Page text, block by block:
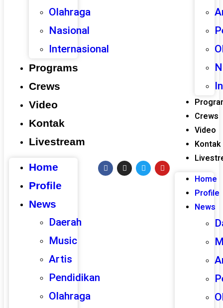
Olahraga
Nasional
Internasional
Programs
Crews
Video
Kontak
Livestream
Home
Profile
News
Daerah
Music
Artis
Pendidikan
Olahraga
Crews
Video
Kontak
Home
Profile
News